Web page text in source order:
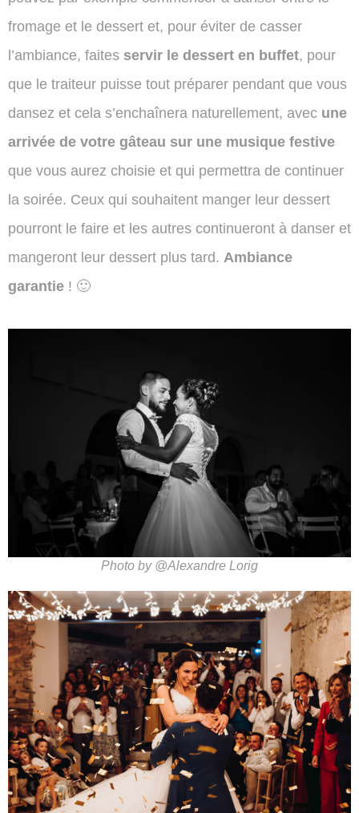
fromage et le dessert et, pour éviter de casser
l’ambiance, faites servir le dessert en buffet, pour
que le traiteur puisse tout préparer pendant que vous
dansez et cela s’enchaînera naturellement, avec une
arrivée de votre gâteau sur une musique festive
que vous aurez choisie et qui permettra de continuer
la soirée. Ceux qui souhaitent manger leur dessert
pourront le faire et les autres continueront à danser et
mangeront leur dessert plus tard. Ambiance
garantie ! 🙂
Photo by @Alexandre Lorig